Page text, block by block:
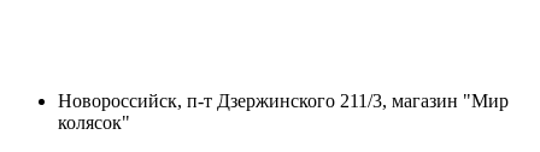
Новороссийск, п-т Дзержинского 211/3, магазин "Мир
колясок"